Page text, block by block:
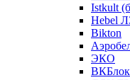
Istkult
Hebel
Bikton
ЭКО
ВКБлок